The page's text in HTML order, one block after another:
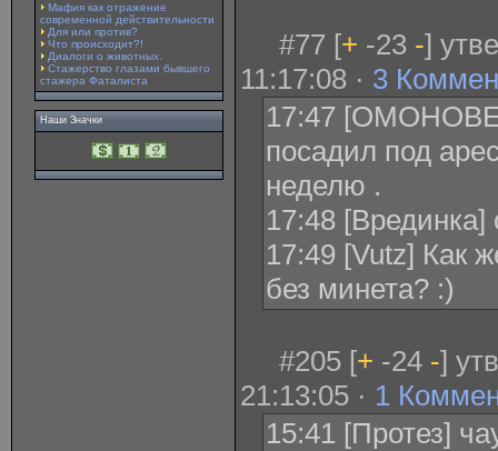
Мафия как отражение
современной действительности
Для или против?
Что происходит?!
Диалоги о животных.
Стажерство глазами бывшего
стажера Фаталиста
Наши Значки
#77 [+ -23 -]
11:17:08 · 3
17:47
посадил под
неделю .
17:48 [Врединка]
17:49 [Vutz] Как
без минета? :)
#205 [+ -24 -]
21:13:05 · 1
15:41 [Протез]